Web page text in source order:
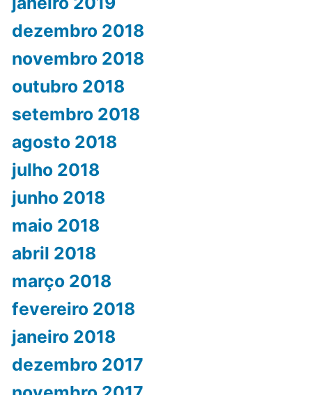
dezembro 2018
novembro 2018
outubro 2018
setembro 2018
agosto 2018
julho 2018
junho 2018
maio 2018
abril 2018
março 2018
fevereiro 2018
janeiro 2018
dezembro 2017